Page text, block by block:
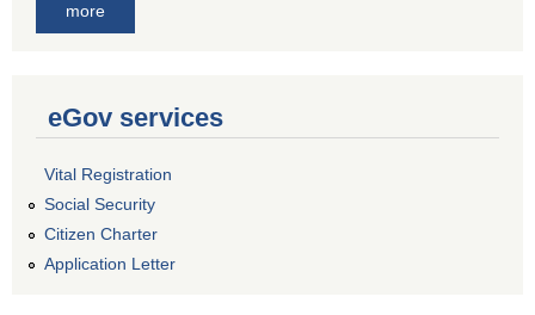
more
eGov services
Vital Registration
Social Security
Citizen Charter
Application Letter